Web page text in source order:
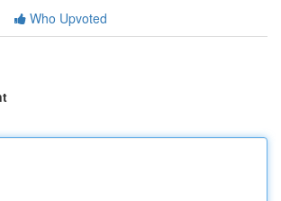
Who Upvoted